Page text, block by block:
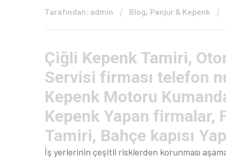
Tarafından: admin Blog, Panjur & Kepenk
Çiğli Kepenk Tamiri,
Servisi firması telefon
Kepenk Motoru
Kepenk Yapan firmalar,
Tamiri, Bahçe kapısı
İş yerlerinin çeşitli risklerden korunması